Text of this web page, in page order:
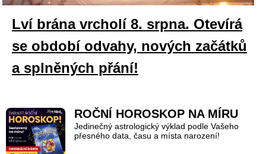
Lví brána vrcholí 8. srpna. Otevírá
se období odvahy, nových začátků
a splněných přání!
ROČNÍ HOROSKOP NA MÍRU
Jedinečný astrologický výklad podle Vašeho
přesného data, času a místa narození!